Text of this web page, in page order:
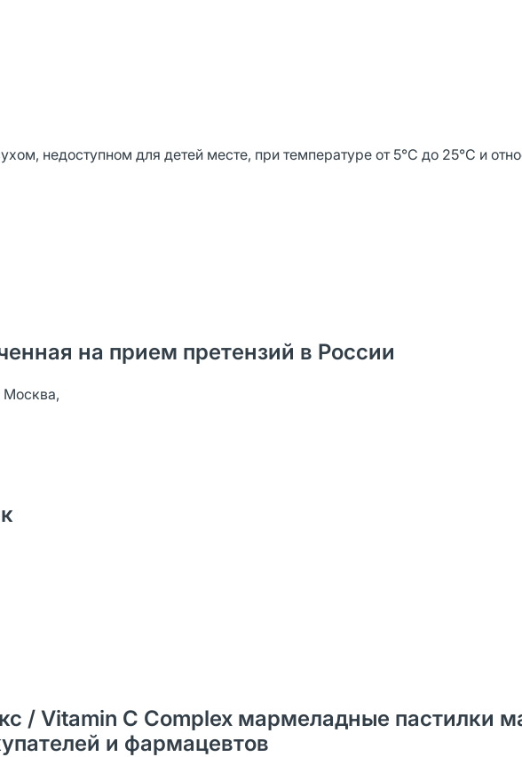
недоступном для детей месте, при температуре от 5°С до 25°С и
на прием претензий в России
/ Vitamin C Complex мармеладные пастилки
и фармацевтов